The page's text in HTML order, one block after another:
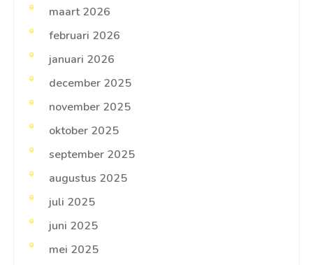
maart 2026
februari 2026
januari 2026
december 2025
november 2025
oktober 2025
september 2025
augustus 2025
juli 2025
juni 2025
mei 2025